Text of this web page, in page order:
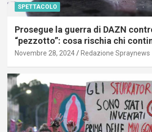
SPETTACOLO
Prosegue la guerra di DAZN
“pezzotto”: cosa rischia chi
Novembre 28, 2024 Redazione Spraynews